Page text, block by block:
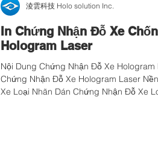
In Chứng Nhận Đỗ Xe
Hologram Laser
Nội Dung Chứng Nhận Đỗ Xe Hologram
Chứng Nhận Đỗ Xe Hologram Laser
Xe Loại Nhãn Dán Chứng Nhận Đỗ Xe
淩雲科技 Holo solution Inc.